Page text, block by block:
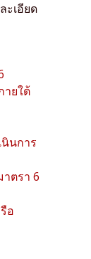
เอียด
ายใต้
นการ
ตรา 6
อ